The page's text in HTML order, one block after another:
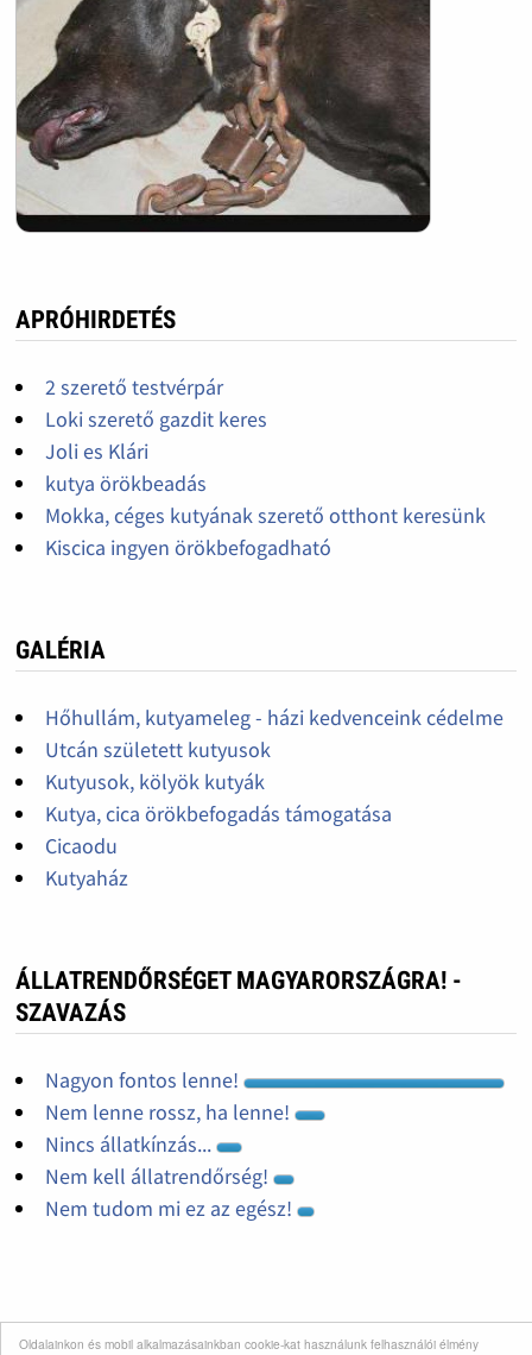
Oldalainkon és mobil alkalmazásainkban cookie-kat használunk felhasználói élmény
APRÓHIRDETÉS
2 szerető testvérpár
Loki szerető gazdit keres
Joli es Klári
kutya örökbeadás
Mokka, céges kutyának szerető otthont keresünk
Kiscica ingyen örökbefogadható
GALÉRIA
Hőhullám, kutyameleg - házi kedvenceink cédelme
Utcán született kutyusok
Kutyusok, kölyök kutyák
Kutya, cica örökbefogadás támogatása
Cicaodu
Kutyaház
ÁLLATRENDŐRSÉGET MAGYARORSZÁGRA! -
SZAVAZÁS
Nagyon fontos lenne!
Nem lenne rossz, ha lenne!
Nincs állatkínzás...
Nem kell állatrendőrség!
Nem tudom mi ez az egész!